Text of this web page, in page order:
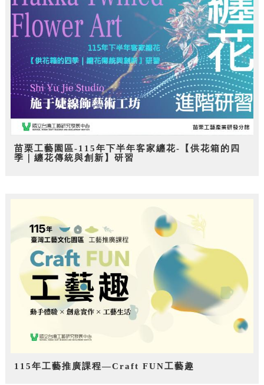
苗栗工藝園區-115年下半年客家纏花-【供花箱的四
季｜纏花傳統與創新】研習
115年工藝推廣課程—Craft FUN工藝趣